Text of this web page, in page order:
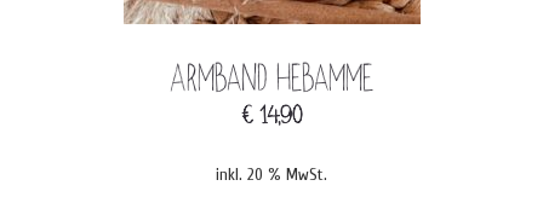
Armband Hebamme
€ 14,90
inkl. 20 % MwSt.